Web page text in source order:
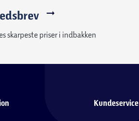
skarpeste priser i indbakken
Kundeservice